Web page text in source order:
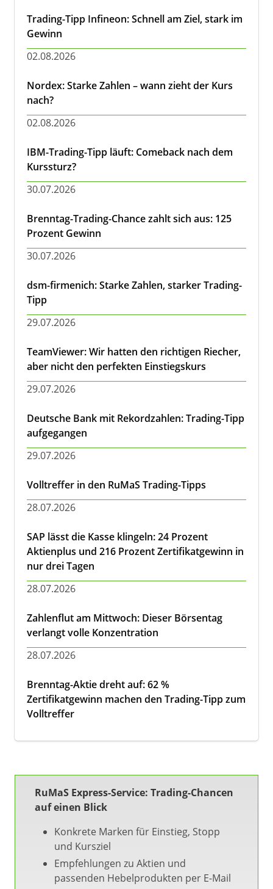
Trading-Tipp Infineon: Schnell am Ziel, stark im
Gewinn
02.08.2026
Nordex: Starke Zahlen – wann zieht der Kurs
nach?
02.08.2026
IBM-Trading-Tipp läuft: Comeback nach dem
Kurssturz?
30.07.2026
Brenntag-Trading-Chance zahlt sich aus: 125
Prozent Gewinn
30.07.2026
dsm-firmenich: Starke Zahlen, starker Trading-
Tipp
29.07.2026
TeamViewer: Wir hatten den richtigen Riecher,
aber nicht den perfekten Einstiegskurs
29.07.2026
Deutsche Bank mit Rekordzahlen: Trading-Tipp
aufgegangen
29.07.2026
Volltreffer in den RuMaS Trading-Tipps
28.07.2026
SAP lässt die Kasse klingeln: 24 Prozent
Aktienplus und 216 Prozent Zertifikatgewinn in
nur drei Tagen
28.07.2026
Zahlenflut am Mittwoch: Dieser Börsentag
verlangt volle Konzentration
28.07.2026
Brenntag-Aktie dreht auf: 62 %
Zertifikatgewinn machen den Trading-Tipp zum
Volltreffer
RuMaS Express-Service: Trading-Chancen
auf einen Blick
Konkrete Marken für Einstieg, Stopp
und Kursziel
Empfehlungen zu Aktien und
passenden Hebelprodukten per E-Mail